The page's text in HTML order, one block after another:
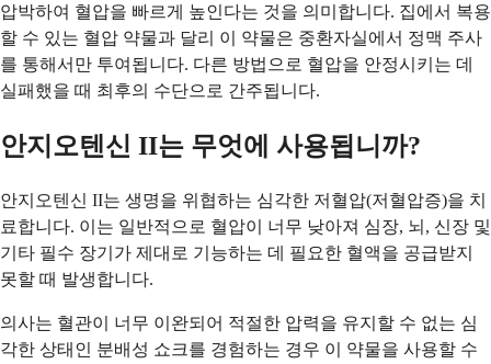
압박하여 혈압을 빠르게 높인다는 것을 의미합니다. 집에서 복용
할 수 있는 혈압 약물과 달리 이 약물은 중환자실에서 정맥 주사
를 통해서만 투여됩니다. 다른 방법으로 혈압을 안정시키는 데
실패했을 때 최후의 수단으로 간주됩니다.
안지오텐신 II는 무엇에 사용됩니까?
안지오텐신 II는 생명을 위협하는 심각한 저혈압(저혈압증)을 치
료합니다. 이는 일반적으로 혈압이 너무 낮아져 심장, 뇌, 신장 및
기타 필수 장기가 제대로 기능하는 데 필요한 혈액을 공급받지
못할 때 발생합니다.
의사는 혈관이 너무 이완되어 적절한 압력을 유지할 수 없는 심
각한 상태인 분배성 쇼크를 경험하는 경우 이 약물을 사용할 수